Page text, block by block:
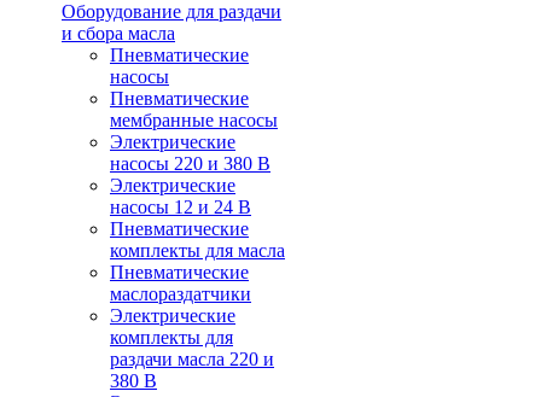
Оборудование для раздачи
и сбора масла
Пневматические
насосы
Пневматические
мембранные насосы
Электрические
насосы 220 и 380 В
Электрические
насосы 12 и 24 В
Пневматические
комплекты для масла
Пневматические
маслораздатчики
Электрические
комплекты для
раздачи масла 220 и
380 В